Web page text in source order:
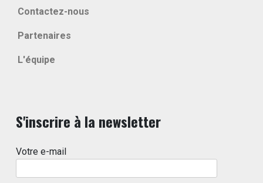
Contactez-nous
Partenaires
L'équipe
S'inscrire à la newsletter
Votre e-mail